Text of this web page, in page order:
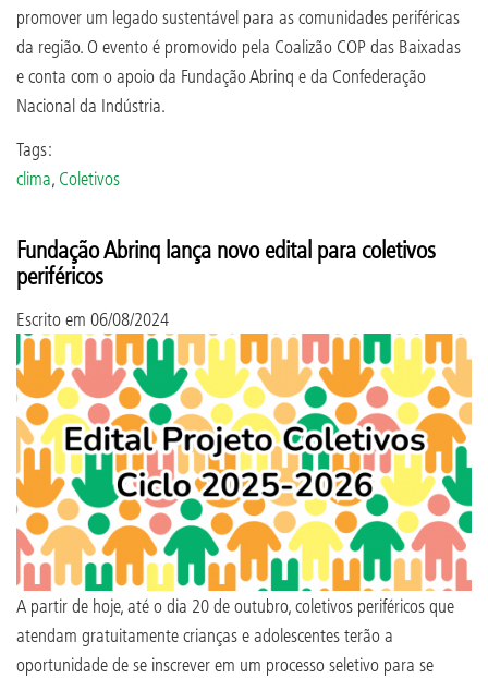
promover um legado sustentável para as comunidades periféricas
da região. O evento é promovido pela Coalizão COP das Baixadas
e conta com o apoio da Fundação Abrinq e da Confederação
Nacional da Indústria.
Tags:
clima, Coletivos
Fundação Abrinq lança novo edital para coletivos
periféricos
Escrito em 06/08/2024
A partir de hoje, até o dia 20 de outubro, coletivos periféricos que
atendam gratuitamente crianças e adolescentes terão a
oportunidade de se inscrever em um processo seletivo para se